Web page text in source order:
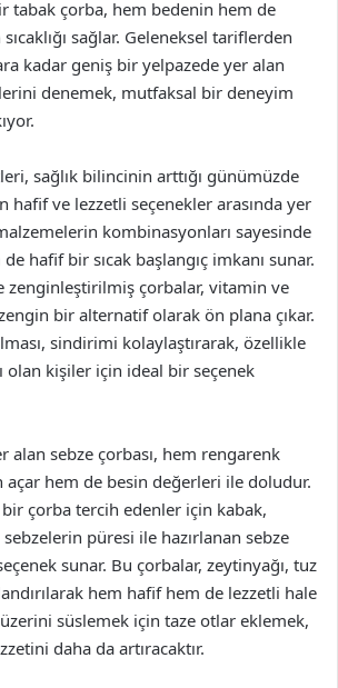
tabak çorba, hem bedenin hem de
sağlar. Geleneksel tariflerden
kadar geniş bir yelpazede yer alan
denemek, mutfaksal bir deneyim
sağlık bilincinin arttığı günümüzde
hafif ve lezzetli seçenekler arasında yer
kombinasyonları sayesinde
hafif bir sıcak başlangıç imkanı sunar.
zenginleştirilmiş çorbalar, vitamin ve
bir alternatif olarak ön plana çıkar.
sindirimi kolaylaştırarak, özellikle
olan kişiler için ideal bir seçenek
alan sebze çorbası, hem rengarenk
hem de besin değerleri ile doludur.
bir çorba tercih edenler için kabak,
püresi ile hazırlanan sebze
sunar. Bu çorbalar, zeytinyağı, tuz
hem hafif hem de lezzetli hale
süslemek için taze otlar eklemek,
daha da artıracaktır.